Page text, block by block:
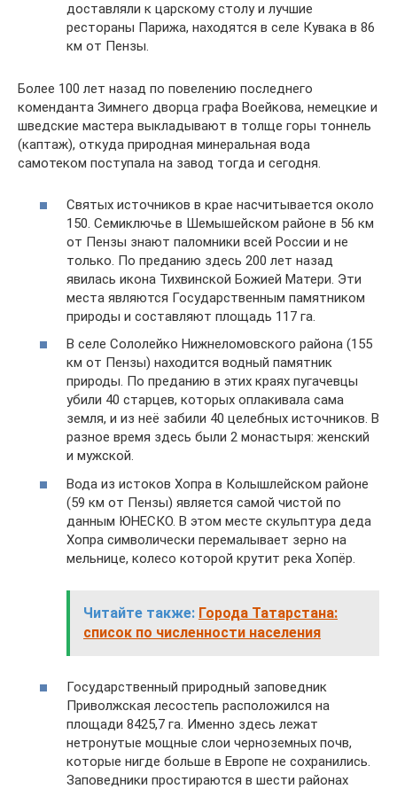
доставляли к царскому столу и лучшие
рестораны Парижа, находятся в селе Кувака в 86
км от Пензы.
Более 100 лет назад по повелению последнего
коменданта Зимнего дворца графа Воейкова, немецкие и
шведские мастера выкладывают в толще горы тоннель
(каптаж), откуда природная минеральная вода
самотеком поступала на завод тогда и сегодня.
Святых источников в крае насчитывается около
150. Семиключье в Шемышейском районе в 56 км
от Пензы знают паломники всей России и не
только. По преданию здесь 200 лет назад
явилась икона Тихвинской Божией Матери. Эти
места являются Государственным памятником
природы и составляют площадь 117 га.
В селе Сололейко Нижнеломовского района (155
км от Пензы) находится водный памятник
природы. По преданию в этих краях пугачевцы
убили 40 старцев, которых оплакивала сама
земля, и из неё забили 40 целебных источников. В
разное время здесь были 2 монастыря: женский
и мужской.
Вода из истоков Хопра в Колышлейском районе
(59 км от Пензы) является самой чистой по
данным ЮНЕСКО. В этом месте скульптура деда
Хопра символически перемалывает зерно на
мельнице, колесо которой крутит река Хопёр.
Читайте также: Города Татарстана:
список по численности населения
Государственный природный заповедник
Приволжская лесостепь расположился на
площади 8425,7 га. Именно здесь лежат
нетронутые мощные слои черноземных почв,
которые нигде больше в Европе не сохранились.
Заповедники простираются в шести районах